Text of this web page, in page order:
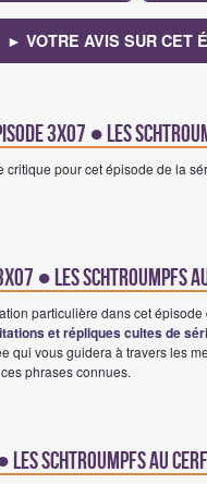
► VOTRE AVIS SUR CET
3x07 ● Les
pour cet épisode de la
● Les Schtroumpfs
particulière dans cet
et répliques cultes de
qui vous guidera à travers les
phrases connues.
Les Schtroumpfs au